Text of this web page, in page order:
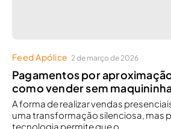
Feed Apólice 2 de março de 2026
Pagamentos por
como vender sem
A forma de realizar vendas
uma transformação silenciosa, mas
tecnologia permite que o...